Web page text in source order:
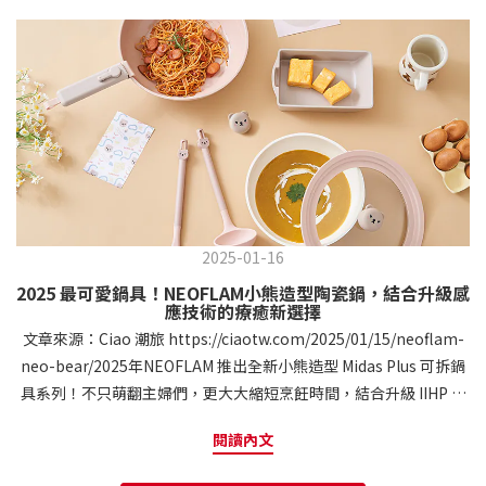
2025-01-16
2025 最可愛鍋具！NEOFLAM小熊造型陶瓷鍋，結合升級感
應技術的療癒新選擇
文章來源：Ciao 潮旅 https://ciaotw.com/2025/01/15/neoflam-
neo-bear/2025年NEOFLAM 推出全新小熊造型 Midas Plus 可拆鍋
具系列！不只萌翻主婦們，更大大縮短烹飪時間，結合升級 IIHP 感
環保。想像一下，在廚房裡不僅能煮出美味料理，還能感受到療癒
閱讀內文